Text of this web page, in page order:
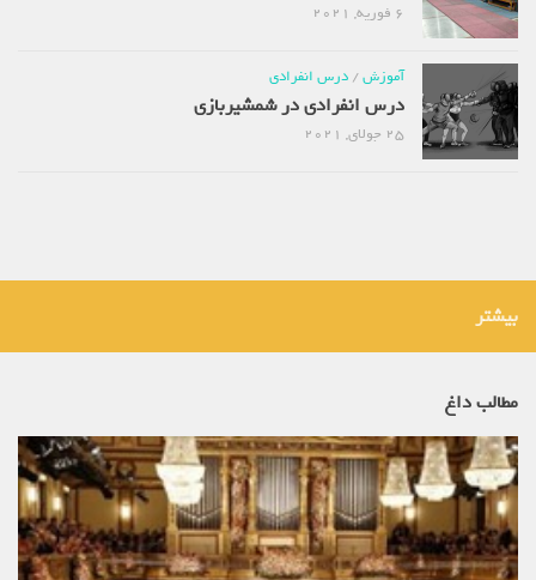
آموزش/درس انفرادی
درس انفرادی در شمشیربازی
بیشتر
مطالب داغ